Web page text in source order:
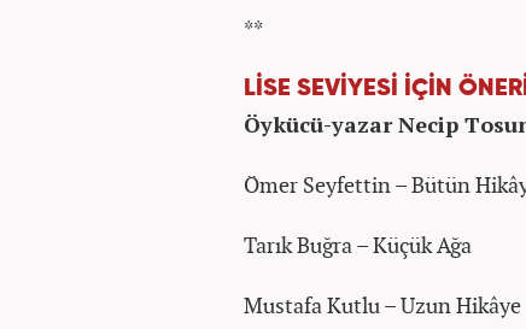
**
LİSE SEVİYESİ İÇİN
Öykücü-yazar Necip
Ömer Seyfettin – Bütün
Tarık Buğra – Küçük Ağa
Mustafa Kutlu – Uzun Hikâye